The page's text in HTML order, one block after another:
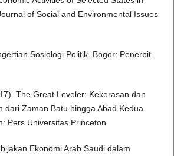
of Social and Environmental Issues
Sosiologi Politik. Bogor: Penerbit
The Great Leveler: Kekerasan dan
dari Zaman Batu hingga Abad Kedua
Pers Universitas Princeton.
Ekonomi Arab Saudi dalam